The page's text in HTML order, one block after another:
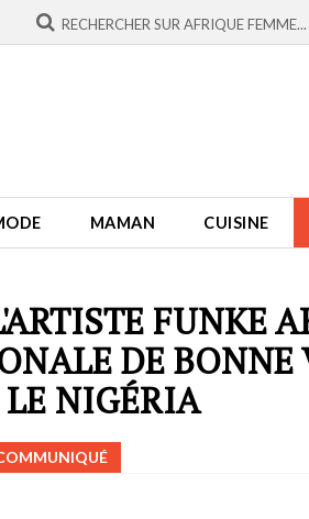
MAMAN CUISINE
FUNKE
DE BONNE
NIGÉRIA